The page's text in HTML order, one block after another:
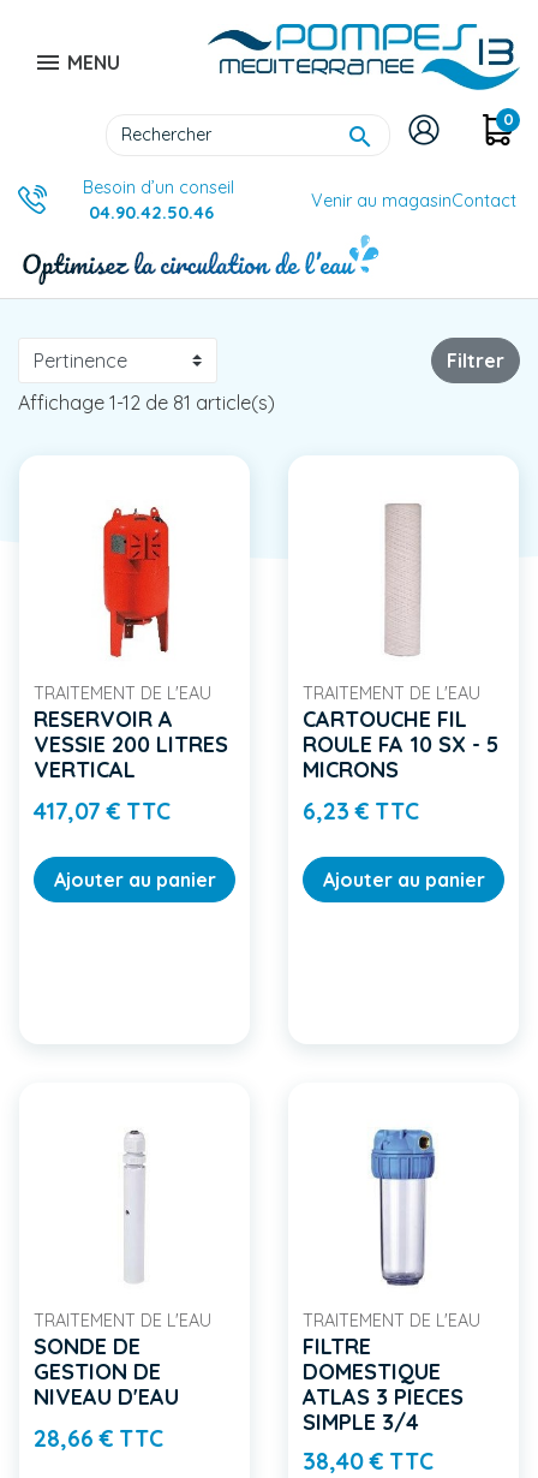
 MENU

0
Besoin d’un conseil
04.90.42.50.46
Venir au magasinContact
Filtrer
Affichage 1-12 de 81 article(s)
TRAITEMENT DE L'EAU
RESERVOIR A
VESSIE 200 LITRES
VERTICAL
417,07 € TTCPrix
Ajouter au panier
TRAITEMENT DE L'EAU
CARTOUCHE FIL
ROULE FA 10 SX - 5
MICRONS
6,23 € TTCPrix
Ajouter au panier
TRAITEMENT DE L'EAU
SONDE DE
GESTION DE
NIVEAU D'EAU
28,66 € TTCPrix
TRAITEMENT DE L'EAU
FILTRE
DOMESTIQUE
ATLAS 3 PIECES
SIMPLE 3/4
38,40 € TTCPrix